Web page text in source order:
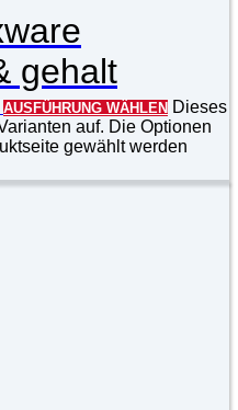
gehalt
AUSFÜHRUNG WÄHLEN Dieses
auf. Die Optionen
gewählt werden